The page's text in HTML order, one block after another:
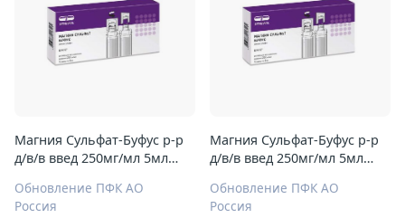
Магния Сульфат-Буфус р-р
д/в/в введ 250мг/мл 5мл
Обновление ПФК АО
Россия
Магния Сульфат-Буфус р-р
д/в/в введ 250мг/мл 5мл
Обновление ПФК АО
Россия